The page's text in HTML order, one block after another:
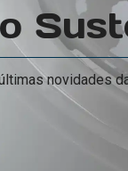
novidades